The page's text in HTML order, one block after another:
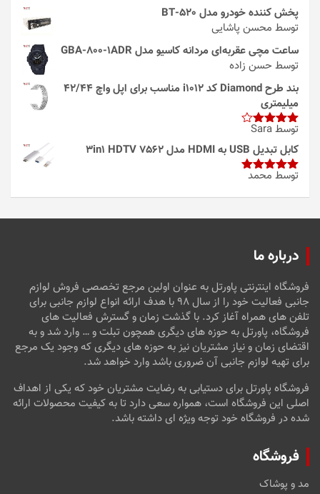
پخش کننده خودرو مدل 520-BT
توسط محسن پاشایی
ساعت مچی عقربه‌ای مردانه کاسیو مدل GBA-800-1ADR
توسط حسن زاده
بند طرح Diamond کد i1012 مناسب برای اپل واچ 42/44
میلیمتری
امتیاز4
از 5
توسط Sara
کابل تبدیل USB به HDMI مدل 3in1 HDTV 7562
امتیاز5از
توسط محمد
درباره ما
فروشگاه اینترنتی پاورتل به عنوان اولین مرجع تخصصی فروش لوازم
جانبی فعالیت خود را از سال ۹۸ با هدف ارائه انواع لوازم جانبی برای
تلفن های همراه آغاز کرد. با گذشت زمان و گسترش فعالیت های
فروشگاه، پاورتل به حوزه های دیگری همچون تبلت و … وارد شد و به
اقتضای زمان و نیاز مشتریان نیز به حوزه های دیگری که وجود یک مرجع
برای تهیه لوازم جانبی آن ضروری باشد وارد خواهد شد.
فروشگاه پاورتل برای دستیابی به رضایت مشتریان خود که یکی از اهداف
اصلی این فروشگاه است، همواره سعی دارد تا به کیفیت محصولات ارائه
شده در فروشگاه خود توجه ویژه ای داشته باشد.
فروشگاه
مد و پوشاک